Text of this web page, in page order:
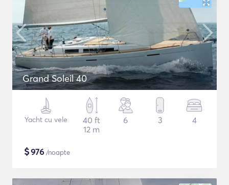
Grand Soleil 40
Yacht cu vele
40 ft
12 m
6 3 4
$976 /noapte